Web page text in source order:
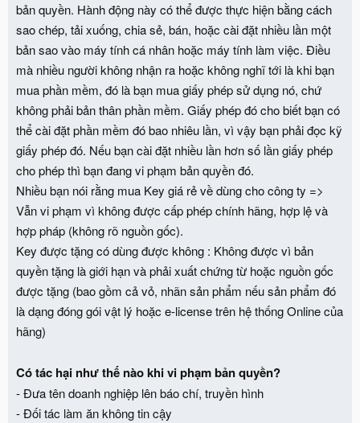
bản quyền. Hành động này có thể được thực hiện bằng cách
sao chép, tải xuống, chia sẻ, bán, hoặc cài đặt nhiều lần một
bản sao vào máy tính cá nhân hoặc máy tính làm việc. Điều
mà nhiều người không nhận ra hoặc không nghĩ tới là khi bạn
mua phần mềm, đó là bạn mua giấy phép sử dụng nó, chứ
không phải bản thân phần mềm. Giấy phép đó cho biết bạn có
thể cài đặt phần mềm đó bao nhiêu lần, vì vậy bạn phải đọc kỹ
giấy phép đó. Nếu bạn cài đặt nhiều lần hơn số lần giấy phép
cho phép thì bạn đang vi phạm bản quyền đó.
Nhiều bạn nói rằng mua Key giá rẻ về dùng cho công ty =>
Vẫn vi phạm vì không được cấp phép chính hãng, hợp lệ và
hợp pháp (không rõ nguồn gốc).
Key được tặng có dùng được không : Không được vì bản
quyền tặng là giới hạn và phải xuất chứng từ hoặc nguồn gốc
được tặng (bao gồm cả vỏ, nhãn sản phẩm nếu sản phẩm đó
là dạng đóng gói vật lý hoặc e-license trên hệ thống Online của
hãng)
Có tác hại như thế nào khi vi phạm bản quyền?
- Đưa tên doanh nghiệp lên báo chí, truyền hình
- Đối tác làm ăn không tin cậy